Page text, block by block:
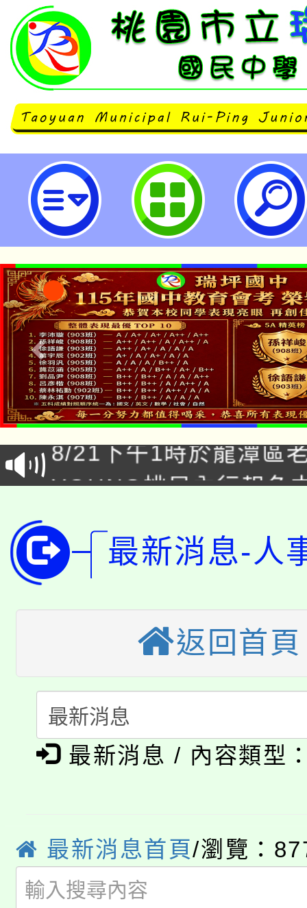
有關各機關因公出國人員應於返國
出國報告一案-桃園市立瑞坪國民中
「本色祭」8/29、30在
場熱烈登場!
8/21下午1時於龍潭區
徵才活動。
YOUNG桃局內行報名
開!
115年桃園市運動會8/
田徑場及游泳池舉行。
桃園市低收入戶享有免
視費優惠，中低收入戶
半價優惠，詳情可洽有
者。
大園自造教育及科技中
份教師增能研習
大溪自造教育及科技
份教師研習
淨零綠生活教案入校路
會
115年食農教育專業人
程
「本色祭」8/29、30在
局官網。
8月14至27日，桃園電
開!
115年桃園市運動會8/
最新消息-人
返回首頁
最新消息 / 內容類型
最新消息首頁/瀏覽：